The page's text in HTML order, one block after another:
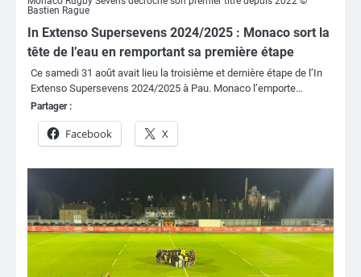
Bastien Rague
In Extenso Supersevens 2024/2025 : Monaco sort la
tête de l’eau en remportant sa première étape
Ce samedi 31 août avait lieu la troisième et dernière étape de l’In
Extenso Supersevens 2024/2025 à Pau. Monaco l’emporte…
Partager :
Facebook X